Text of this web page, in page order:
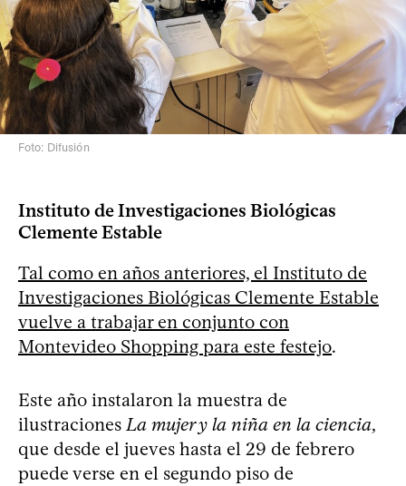
Foto: Difusión
Instituto de Investigaciones Biológicas
Clemente Estable
Tal como en años anteriores, el Instituto de
Investigaciones Biológicas Clemente Estable
vuelve a trabajar en conjunto con
Montevideo Shopping para este festejo.
Este año instalaron la muestra de
ilustracionesLa mujer y la niña en la ciencia,
que desde el jueves hasta el 29 de febrero
puede verse en el segundo piso de